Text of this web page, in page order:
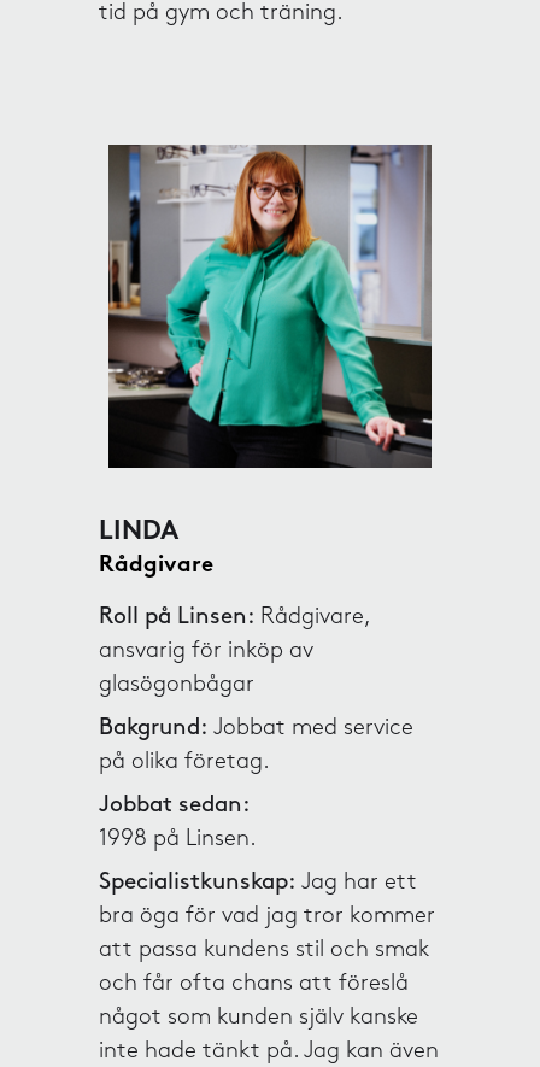
tid på gym och träning.
LINDA
Rådgivare
Roll på Linsen: Rådgivare,
ansvarig för inköp av
glasögonbågar
Bakgrund: Jobbat med service
på olika företag.
Jobbat sedan:
1998 på Linsen.
Specialistkunskap: Jag har ett
bra öga för vad jag tror kommer
att passa kundens stil och smak
och får ofta chans att föreslå
något som kunden själv kanske
inte hade tänkt på. Jag kan även